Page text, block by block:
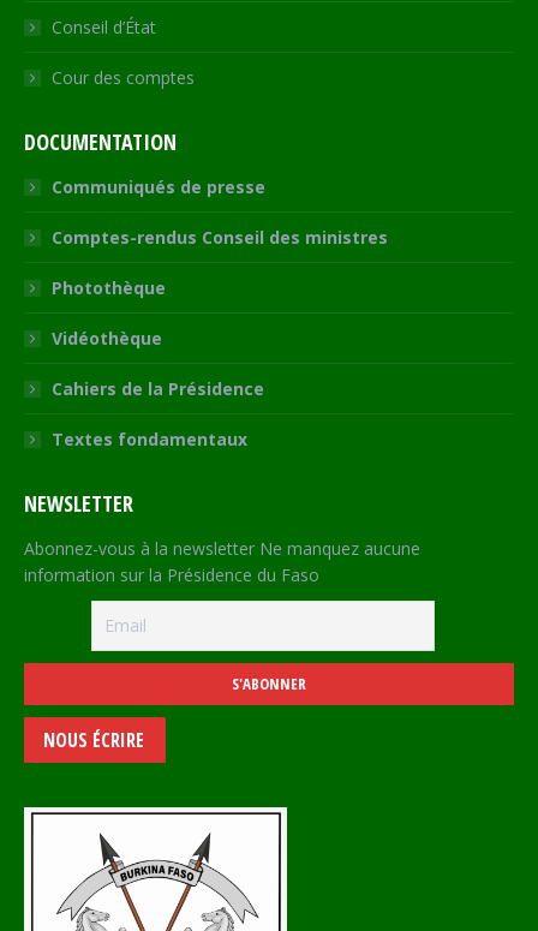
Conseil d’État
Cour des comptes
DOCUMENTATION
Communiqués de presse
Comptes-rendus Conseil des ministres
Photothèque
Vidéothèque
Cahiers de la Présidence
Textes fondamentaux
NEWSLETTER
Abonnez-vous à la newsletter Ne manquez aucune
information sur la Présidence du Faso
NOUS ÉCRIRE